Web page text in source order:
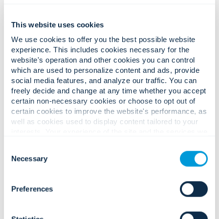
This website uses cookies
We use cookies to offer you the best possible website
experience. This includes cookies necessary for the
website's operation and other cookies you can control
which are used to personalize content and ads, provide
social media features, and analyze our traffic. You can
freely decide and change at any time whether you accept
certain non-necessary cookies or choose to opt out of
certain cookies to improve the website's performance, as
well as cookies used to display content tailored to your
cookies. Click "Show details" below for more information
about who we share your information with.
Selection
Necessary
Preferences
Komplexe Herausforderungen in
den Bereichen Sicherheit und
Betrieb.
Zuverlässige, auditbasierte
Lösungen.
Sicherheit des Personals, die
Schutz wertvoller Bestände/geistigen
Eigentums.